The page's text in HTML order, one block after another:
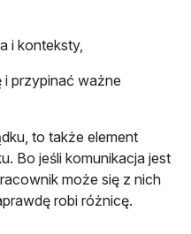
i konteksty,
i przypinać ważne
to także element
Bo jeśli komunikacja jest
może się z nich
robi różnicę.